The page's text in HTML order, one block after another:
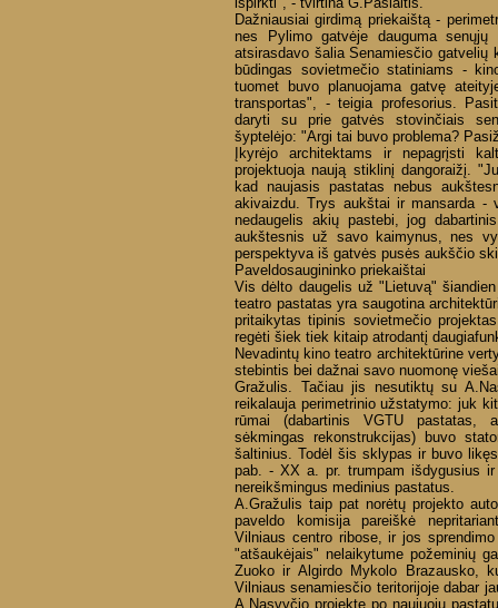
Dažniausiai girdimą priekaištą -
nes Pylimo gatvėje dauguma
atsirasdavo šalia Senamiesčio
būdingas sovietmečio statiniams -
tuomet buvo planuojama gatvę
transportas", - teigia profesorius.
daryti su prie gatvės stovinčiais
šyptelėjo: "Argi tai buvo problema?
Įkyrėjo architektams ir nepagrįsti
projektuoja naują stiklinį dangoraižį.
kad naujasis pastatas nebus
akivaizdu. Trys aukštai ir mansarda -
nedaugelis akių pastebi, jog
aukštesnis už savo kaimynus, nes
perspektyva iš gatvės pusės aukščio
Paveldosaugininko priekaištai
Vis dėlto daugelis už "Lietuvą"
teatro pastatas yra saugotina
pritaikytas tipinis sovietmečio
regėti šiek tiek kitaip atrodantį
Nevadintų kino teatro architektūrine
stebintis bei dažnai savo nuomonę
Gražulis. Tačiau jis nesutiktų su
reikalauja perimetrinio užstatymo: juk
rūmai (dabartinis VGTU pastatas,
sėkmingas rekonstrukcijas) buvo
šaltinius. Todėl šis sklypas ir buvo
pab. - XX a. pr. trumpam išdygusius
nereikšmingus medinius pastatus.
A.Gražulis taip pat norėtų projekto
paveldo komisija pareiškė
Vilniaus centro ribose, ir jos
"atšaukėjais" nelaikytume požeminių
Zuoko ir Algirdo Mykolo Brazausko,
Vilniaus senamiesčio teritorijoje dabar
A.Nasvyčio projekte po naujuoju